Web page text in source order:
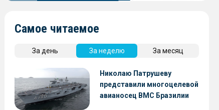
Самое читаемое
За день За неделю За месяц
Николаю Патрушеву
представили многоцелевой
авианосец ВМС Бразилии